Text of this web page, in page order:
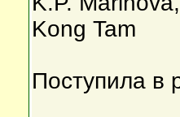
Kong Tam
Поступила в